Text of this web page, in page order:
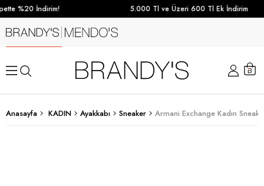
%20 İndirim! 5.000 Tl ve Üzeri 600 Tl Ek İndirim
Anasayfa KADIN Ayakkabı Sneaker Armani Exchange Kadın